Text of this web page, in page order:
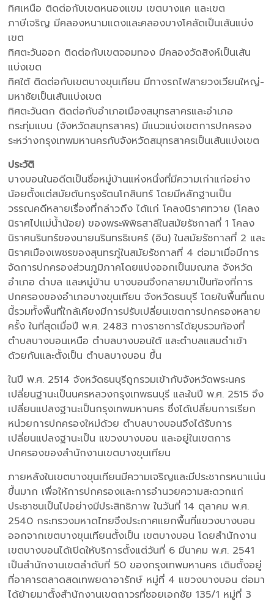
ทิศเหนือ ติดต่อกับเขตหนองแขม เขตบางแค และเขต
ภาษีเจริญ มีคลองหนามแดงและคลองบางโคลัดเป็นเส้นแบ่ง
เขต
ทิศตะวันออก ติดต่อกับเขตจอมทอง มีคลองวัดสิงห์เป็นเส้น
แบ่งเขต
ทิศใต้ ติดต่อกับเขตบางขุนเทียน มีทางรถไฟสายวงเวียนใหญ่-
มหาชัยเป็นเส้นแบ่งเขต
ทิศตะวันตก ติดต่อกับอำเภอเมืองสมุทรสาครและอำเภอ
กระทุ่มแบน (จังหวัดสมุทรสาคร) มีแนวแบ่งเขตการปกครอง
ระหว่างกรุงเทพมหานครกับจังหวัดสมุทรสาครเป็นเส้นแบ่งเขต
ประวัติ
บางบอนในอดีตเป็นชื่อหมู่บ้านแห่งหนึ่งที่มีความเก่าแก่อย่าง
น้อยตั้งแต่สมัยต้นกรุงรัตนโกสินทร์ โดยมีหลักฐานเป็น
วรรณคดีหลายเรื่องที่กล่าวถึง ได้แก่ โคลงนิราศทวาย (โคลง
นิราศไปแม่น้ำน้อย) ของพระพิพิธสาลีในสมัยรัชกาลที่ 1 โคลง
นิราศนรินทร์ของนายนรินทรธิเบศร์ (อิน) ในสมัยรัชกาลที่ 2 และ
นิราศเมืองเพชรของสุนทรภู่ในสมัยรัชกาลที่ 4 ต่อมาเมื่อมีการ
จัดการปกครองส่วนภูมิภาคโดยแบ่งออกเป็นมณฑล จังหวัด
อำเภอ ตำบล และหมู่บ้าน บางบอนจึงกลายมาเป็นท้องที่การ
ปกครองของอำเภอบางขุนเทียน จังหวัดธนบุรี โดยในพื้นที่แถบ
นี้รวมทั้งพื้นที่ใกล้เคียงมีการปรับเปลี่ยนเขตการปกครองหลาย
ครั้ง ในที่สุดเมื่อปี พ.ศ. 2483 ทางราชการได้ยุบรวมท้องที่
ตำบลบางบอนเหนือ ตำบลบางบอนใต้ และตำบลแสมดำเข้า
ด้วยกันและตั้งเป็น ตำบลบางบอน ขึ้น
ในปี พ.ศ. 2514 จังหวัดธนบุรีถูกรวมเข้ากับจังหวัดพระนคร
เปลี่ยนฐานะเป็นนครหลวงกรุงเทพธนบุรี และในปี พ.ศ. 2515 จึง
เปลี่ยนแปลงฐานะเป็นกรุงเทพมหานคร ซึ่งได้เปลี่ยนการเรียก
หน่วยการปกครองใหม่ด้วย ตำบลบางบอนจึงได้รับการ
เปลี่ยนแปลงฐานะเป็น แขวงบางบอน และอยู่ในเขตการ
ปกครองของสำนักงานเขตบางขุนเทียน
ภายหลังในเขตบางขุนเทียนมีความเจริญและมีประชากรหนาแน่น
ขึ้นมาก เพื่อให้การปกครองและการอำนวยความสะดวกแก่
ประชาชนเป็นไปอย่างมีประสิทธิภาพ ในวันที่ 14 ตุลาคม พ.ศ.
2540 กระทรวงมหาดไทยจึงประกาศแยกพื้นที่แขวงบางบอน
ออกจากเขตบางขุนเทียนตั้งเป็น เขตบางบอน โดยสำนักงาน
เขตบางบอนได้เปิดให้บริการตั้งแต่วันที่ 6 มีนาคม พ.ศ. 2541
เป็นสำนักงานเขตลำดับที่ 50 ของกรุงเทพมหานคร เดิมตั้งอยู่
ที่อาคารตลาดสดเทพยดาอารักษ์ หมู่ที่ 4 แขวงบางบอน ต่อมา
ได้ย้ายมาตั้งสำนักงานเขตถาวรที่ซอยเอกชัย 135/1 หมู่ที่ 3